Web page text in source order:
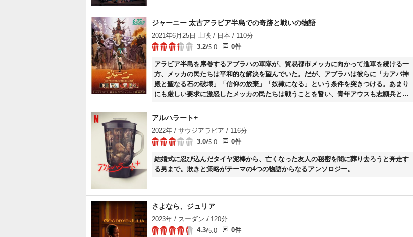
ジャーニー 太古アラビア半島での奇跡と戦いの物語
2021年6月25日 上映 / 日本 / 110分
3.2/5.0 0件
アラビア半島を席巻するアブラハの軍隊が、貿易都市メッカに向かって進軍を続ける一
方、メッカの民たちは平和的な解決を望んでいた。だが、アブラハは彼らに「カアバ神
殿と聖なる石の破壊」「信仰の放棄」「奴隷になる」という条件を突きつける。あまり
にも厳しい要求に激怒したメッカの民たちは戦うことを誓い、青年アウスも志願兵とし
アルハラート+
2022年 / サウジアラビア / 116分
3.0/5.0 0件
結婚式に忍び込んだタイヤ泥棒から、亡くなった友人の秘密を闇に葬り去ろうと奔走す
る男まで。欺きと策略がテーマの4つの物語からなるアンソロジー。
さよなら、ジュリア
2023年 / スーダン / 120分
4.3/5.0 0件